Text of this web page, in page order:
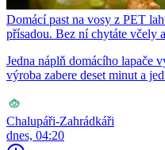
Domácí past na vosy z PET
přísadou. Bez ní chytáte včely
Jedna náplň domácího lapače
výroba zabere deset minut a
Chalupáři-Zahrádkáři
dnes, 04:20